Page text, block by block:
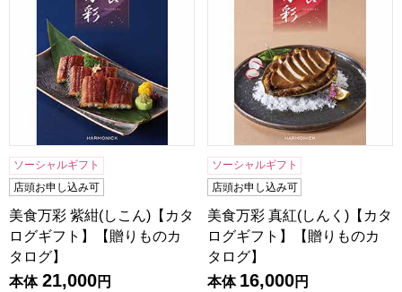
ソーシャルギフト
店頭お申し込み可
美食万彩 紫紺(しこん)【カタ
ログギフト】【贈りものカ
タログ】
本体 21,000円
ソーシャルギフト
店頭お申し込み可
美食万彩 真紅(しんく)【カタ
ログギフト】【贈りものカ
タログ】
本体 16,000円